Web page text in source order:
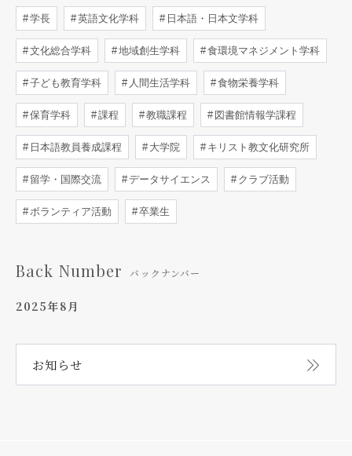
学長 英語文化学科 日本語・日本文学科
文化総合学科 地域創生学科 食環境マネジメント学科
子ども教育学科 人間生活学科 食物栄養学科
保育学科 課程 教職課程 図書館情報学課程
日本語教員養成課程 大学院 キリスト教文化研究所
留学・国際交流 データサイエンス クラブ活動
ボランティア活動 卒業生
Back Number バックナンバー
2025年8月
お知らせ